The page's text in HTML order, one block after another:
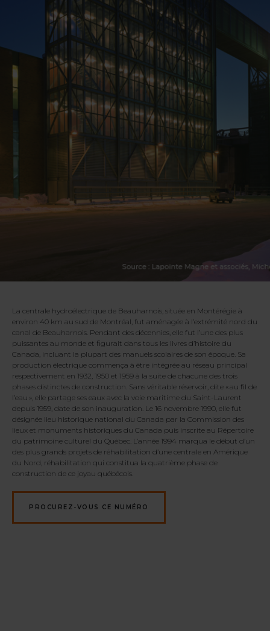
La centrale hydroélectrique de Beauharnois, située en Montérégie à
environ 40 km au sud de Montréal, fut aménagée à l’extrémité nord du
canal de Beauharnois. Pendant des décennies, elle fut l’une des plus
puissantes au monde et figurait dans tous les livres d’histoire du
Canada, incluant la plupart des manuels scolaires de son époque. Sa
production électrique commença à être intégrée au réseau principal
respectivement en 1932, 1950 et 1959 à la suite de chacune des trois
phases distinctes de construction. Sans véritable réservoir, dite « au fil de
l’eau », elle partage ses eaux avec la voie maritime du Saint-Laurent
depuis 1959, date de son inauguration. Le 16 novembre 1990, elle fut
désignée lieu historique national du Canada par la Commission des
lieux et monuments historiques du Canada puis inscrite au Répertoire
du patrimoine culturel du Québec. L’année 1994 marqua le début d’un
des plus grands projets de réhabilitation d’une centrale en Amérique
du Nord, réhabilitation qui constitua la quatrième phase de
construction de ce joyau québécois.
PROCUREZ-VOUS CE NUMÉRO